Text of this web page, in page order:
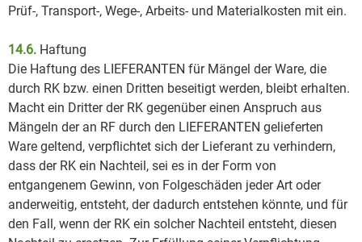
Prüf-, Transport-, Wege-, Arbeits- und Materialkosten mit ein.
14.6. Haftung
Die Haftung des LIEFERANTEN für Mängel der Ware, die
durch RK bzw. einen Dritten beseitigt werden, bleibt erhalten.
Macht ein Dritter der RK gegenüber einen Anspruch aus
Mängeln der an RF durch den LIEFERANTEN gelieferten
Ware geltend, verpflichtet sich der Lieferant zu verhindern,
dass der RK ein Nachteil, sei es in der Form von
entgangenem Gewinn, von Folgeschäden jeder Art oder
anderweitig, entsteht, der dadurch entstehen könnte, und für
den Fall, wenn der RK ein solcher Nachteil entsteht, diesen